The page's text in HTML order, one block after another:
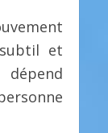
et